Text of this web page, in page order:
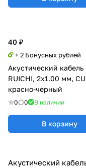
40 ₽
+ 2 Бонусных рублей
Акустический кабель
RUICHI, 2x1.00 мм,
красно-черный
0 0 В наличии
В корзину
Акустический